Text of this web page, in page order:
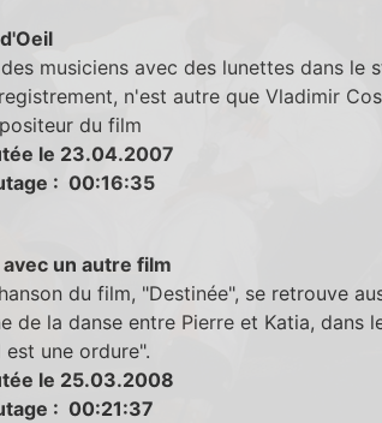
musiciens avec des lunettes dans le
n'est autre que Vladimir
du film
le 23.04.2007
: 00:16:35
avec un autre film
du film, "Destinée", se retrouve
de la danse entre Pierre et Katia, dans
est une ordure".
le 25.03.2008
: 00:21:37